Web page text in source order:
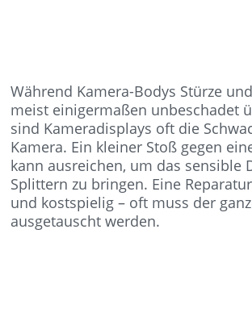
Während Kamera-Bodys Stürze
meist einigermaßen unbeschadet
sind Kameradisplays oft die
Kamera. Ein kleiner Stoß gegen
kann ausreichen, um das sensible
Splittern zu bringen. Eine
und kostspielig – oft muss der
ausgetauscht werden.